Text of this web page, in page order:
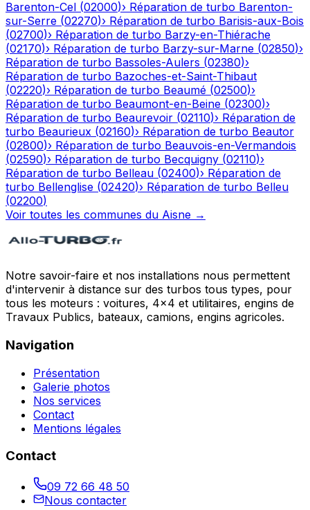
Barenton-Cel (02000)› Réparation de turbo Barenton-
sur-Serre (02270)› Réparation de turbo Barisis-aux-Bois
(02700)› Réparation de turbo Barzy-en-Thiérache
(02170)› Réparation de turbo Barzy-sur-Marne (02850)›
Réparation de turbo Bassoles-Aulers (02380)›
Réparation de turbo Bazoches-et-Saint-Thibaut
(02220)› Réparation de turbo Beaumé (02500)›
Réparation de turbo Beaumont-en-Beine (02300)›
Réparation de turbo Beaurevoir (02110)› Réparation de
turbo Beaurieux (02160)› Réparation de turbo Beautor
(02800)› Réparation de turbo Beauvois-en-Vermandois
(02590)› Réparation de turbo Becquigny (02110)›
Réparation de turbo Belleau (02400)› Réparation de
turbo Bellenglise (02420)› Réparation de turbo Belleu
(02200)
Voir toutes les communes du Aisne →
Notre savoir-faire et nos installations nous permettent
d'intervenir à distance sur des turbos tous types, pour
tous les moteurs : voitures, 4x4 et utilitaires, engins de
Travaux Publics, bateaux, camions, engins agricoles.
Navigation
Présentation
Galerie photos
Nos services
Contact
Mentions légales
Contact
09 72 66 48 50
Nous contacter